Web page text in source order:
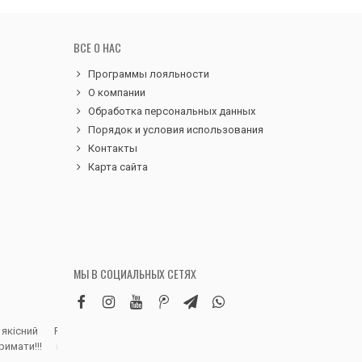
ВСЕ О НАС
Программы лояльности
О компании
Обработка персональных данных
Порядок и условия использования
Контакты
Карта сайта
Робила замовлення дитячих вельветових
штанів. Дуже вдячна магазину, доставка
МЫ В СОЦИАЛЬНЫХ СЕТЯХ